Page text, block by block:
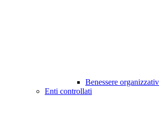
Benessere
Enti controllati